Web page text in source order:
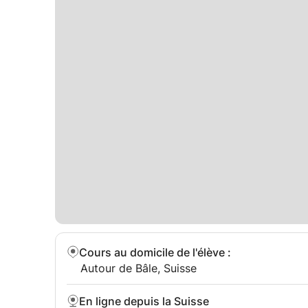
Cours au domicile de l'élève :
Autour de Bâle, Suisse
En ligne depuis la Suisse